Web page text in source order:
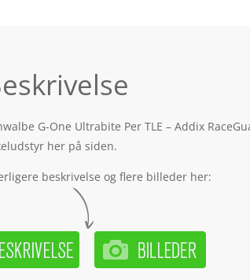
G-One Ultrabite Per TLE – Addix
her på siden.
beskrivelse og flere billeder her: